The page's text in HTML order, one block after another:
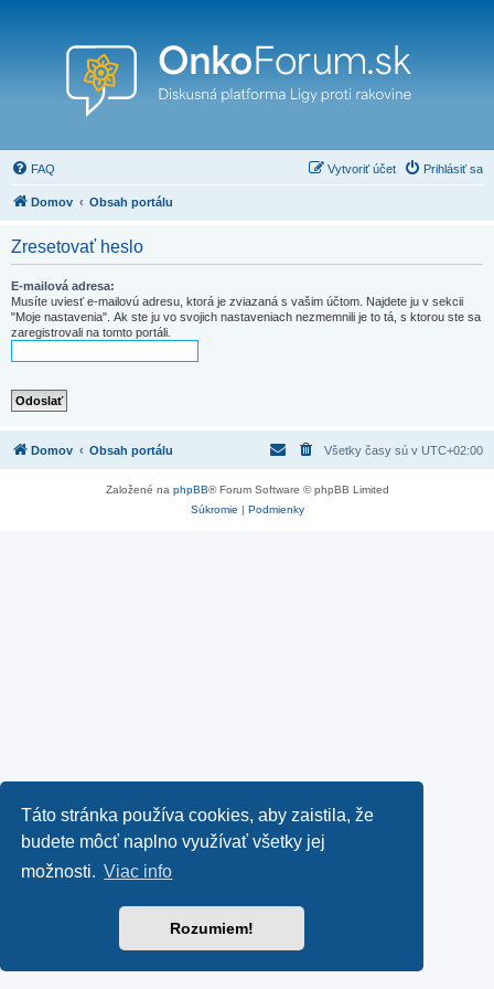
Táto stránka používa cookies, aby zaistila, že
budete môcť naplno využívať všetky jej
možnosti. Viac info
Rozumiem!
FAQ Prihlásiť sa
Vytvoriť účet
Domov Obsah portálu
Zresetovať heslo
E-mailová adresa:
Musíte uviesť e-mailovú adresu, ktorá je zviazaná s vašim účtom. Najdete ju v sekcii
"Moje nastavenia". Ak ste ju vo svojich nastaveniach nezmemnili je to tá, s ktorou ste sa
zaregistrovali na tomto portáli.
Domov Obsah portálu Všetky časy sú v UTC+02:00
Založené na phpBB® Forum Software © phpBB Limited
Súkromie | Podmienky